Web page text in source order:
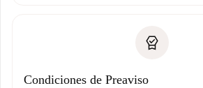
Condiciones de Preaviso